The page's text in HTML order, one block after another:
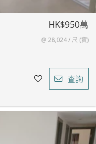
HK$950萬
@ 28,024 / 尺 (實)
查詢